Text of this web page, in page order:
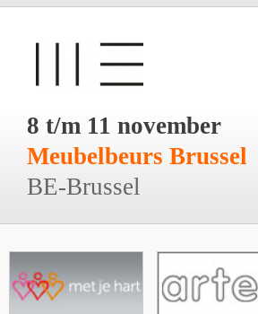
8 t/m 11 november
Meubelbeurs Brussel
BE-Brussel